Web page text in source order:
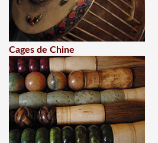
Cages de Chine